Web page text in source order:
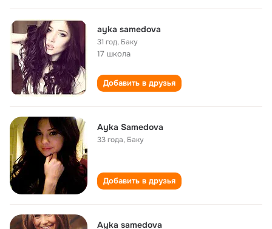
ayka samedova
31 год, Баку
17 школа
Добавить в друзья
Ayka Samedova
33 года, Баку
Добавить в друзья
Ayka samedova